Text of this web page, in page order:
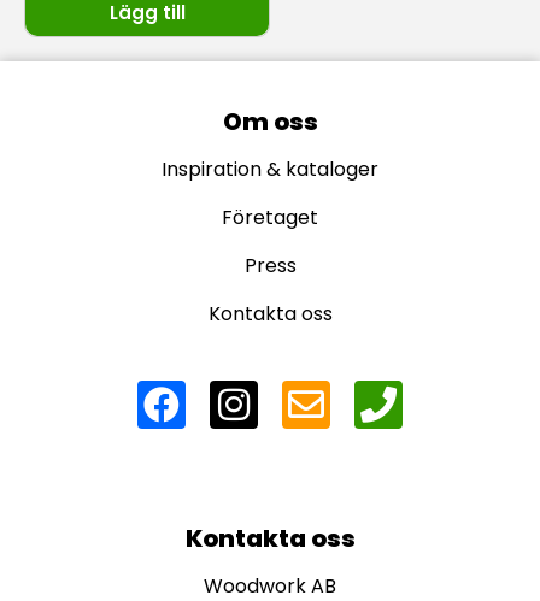
Lägg till
Om oss
Inspiration & kataloger
Företaget
Press
Kontakta oss
Kontakta oss
Woodwork AB